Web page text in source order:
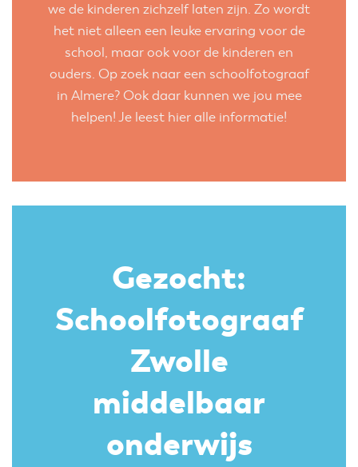
we de kinderen zichzelf laten zijn. Zo wordt
het niet alleen een leuke ervaring voor de
school, maar ook voor de kinderen en
ouders. Op zoek naar een schoolfotograaf
in Almere? Ook daar kunnen we jou mee
helpen!Je leest hier alle informatie!
Gezocht:
Schoolfotograaf
Zwolle
middelbaar
onderwijs